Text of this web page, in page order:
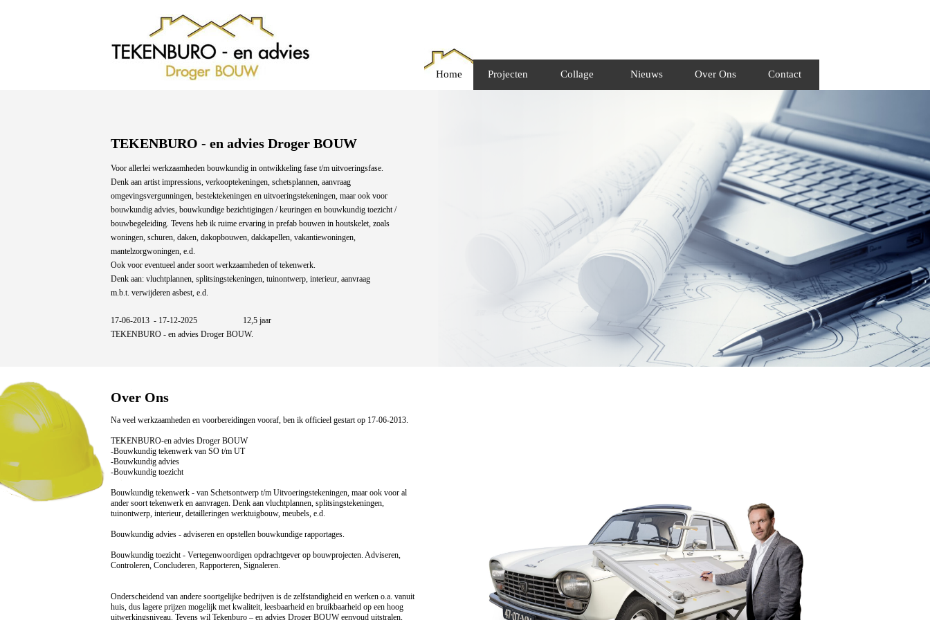
Home Projecten Collage Nieuws Over Ons Contact
TEKENBURO - en advies Droger BOUW
Voor allerlei werkzaamheden bouwkundig in ontwikkeling fase t/m uitvoeringsfase.
Denk aan artist impressions, verkooptekeningen, schetsplannen, aanvraag
omgevingsvergunningen, bestektekeningen en uitvoeringstekeningen, maar ook voor
bouwkundig advies, bouwkundige bezichtigingen / keuringen en bouwkundig toezicht /
bouwbegeleiding. Tevens heb ik ruime ervaring in prefab bouwen in houtskelet, zoals
woningen, schuren, daken, dakopbouwen, dakkapellen, vakantiewoningen,
mantelzorgwoningen, e.d.
Ook voor eventueel ander soort werkzaamheden of tekenwerk.
Denk aan: vluchtplannen, splitsingstekeningen, tuinontwerp, interieur, aanvraag
m.b.t. verwijderen asbest, e.d.
17-06-2013 - 17-12-2025 12,5 jaar
TEKENBURO - en advies Droger BOUW.
Over Ons
Na veel werkzaamheden en voorbereidingen vooraf, ben ik officieel gestart op 17-06-2013.
TEKENBURO-en advies Droger BOUW
-Bouwkundig tekenwerk van SO t/m UT
-Bouwkundig advies
-Bouwkundig toezicht
Bouwkundig tekenwerk - van Schetsontwerp t/m Uitvoeringstekeningen, maar ook voor al
ander soort tekenwerk en aanvragen. Denk aan vluchtplannen, splitsingstekeningen,
tuinontwerp, interieur, detailleringen werktuigbouw, meubels, e.d.
Bouwkundig advies - adviseren en opstellen bouwkundige rapportages.
Bouwkundig toezicht - Vertegenwoordigen opdrachtgever op bouwprojecten. Adviseren,
Controleren, Concluderen, Rapporteren, Signaleren.
Onderscheidend van andere soortgelijke bedrijven is de zelfstandigheid en werken o.a. vanuit
huis, dus lagere prijzen mogelijk met kwaliteit, leesbaarheid en bruikbaarheid op een hoog
uitwerkingsniveau. Tevens wil Tekenburo – en advies Droger BOUW eenvoud uitstralen,